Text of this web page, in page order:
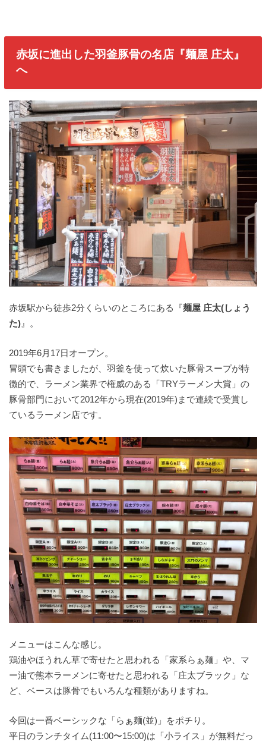
赤坂に進出した羽釜豚骨の名店『麺屋 庄太』
へ
赤坂駅から徒歩2分くらいのところにある『麺屋 庄太(しょう
た) 』。
2019年6月17日オープン。
冒頭でも書きましたが、羽釜を使って炊いた豚骨スープが特
徴的で、ラーメン業界で権威のある「TRYラーメン大賞」の
豚骨部門において2012年から現在(2019年)まで連続で受賞し
ているラーメン店です。
メニューはこんな感じ。
鶏油やほうれん草で寄せたと思われる「家系らぁ麺」や、マ
ー油で熊本ラーメンに寄せたと思われる「庄太ブラック」な
ど、ベースは豚骨でもいろんな種類がありますね。
今回は一番ベーシックな「らぁ麺(並)」をポチり。
平日のランチタイム(11:00〜15:00)は「小ライス」が無料だっ